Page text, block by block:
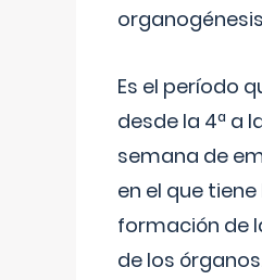
Es el período
desde la 4ª a
semana de
en el que
formación de
de los